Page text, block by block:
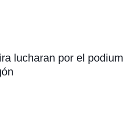
lucharan por el podium